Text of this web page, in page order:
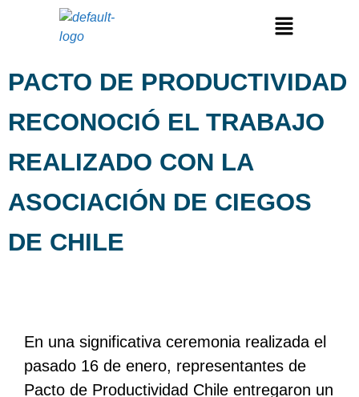
PACTO DE PRODUCTIVIDAD
RECONOCIÓ EL TRABAJO
REALIZADO CON LA
ASOCIACIÓN DE CIEGOS
DE CHILE
En una significativa ceremonia realizada el
pasado 16 de enero, representantes de
Pacto de Productividad Chile entregaron un